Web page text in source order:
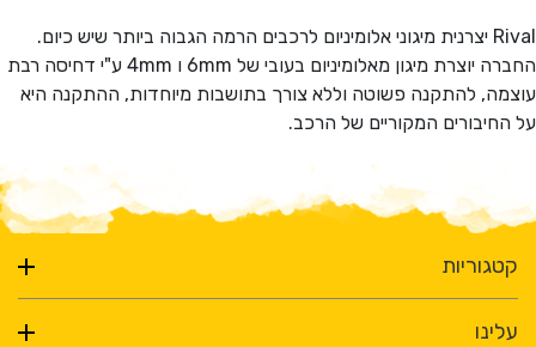
Rival יצרנית מיגוני אלומיניום לרכבים הרמה הגבוה ביותר שיש כיום.
החברה יוצרת מיגון מאלומיניום בעובי של 6mm ו 4mm ע"י דחיסה רבת
עוצמה, להתקנה פשוטה וללא צורך בתושבות מיוחדות, ההתקנה היא
על החיבורים המקוריים של הרכב.
קטגוריות
עלינו